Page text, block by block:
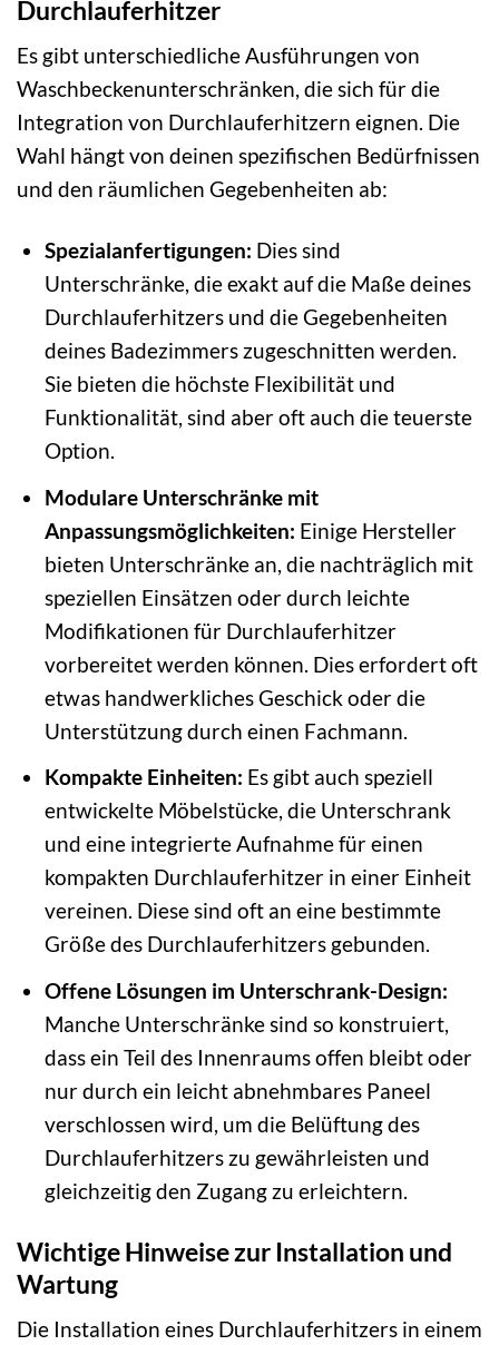
Durchlauferhitzer
Es gibt unterschiedliche Ausführungen von
Waschbeckenunterschränken, die sich für die
Integration von Durchlauferhitzern eignen. Die
Wahl hängt von deinen spezifischen Bedürfnissen
und den räumlichen Gegebenheiten ab:
Spezialanfertigungen: Dies sind
Unterschränke, die exakt auf die Maße deines
Durchlauferhitzers und die Gegebenheiten
deines Badezimmers zugeschnitten werden.
Sie bieten die höchste Flexibilität und
Funktionalität, sind aber oft auch die teuerste
Option.
Modulare Unterschränke mit
Anpassungsmöglichkeiten: Einige Hersteller
bieten Unterschränke an, die nachträglich mit
speziellen Einsätzen oder durch leichte
Modifikationen für Durchlauferhitzer
vorbereitet werden können. Dies erfordert oft
etwas handwerkliches Geschick oder die
Unterstützung durch einen Fachmann.
Kompakte Einheiten: Es gibt auch speziell
entwickelte Möbelstücke, die Unterschrank
und eine integrierte Aufnahme für einen
kompakten Durchlauferhitzer in einer Einheit
vereinen. Diese sind oft an eine bestimmte
Größe des Durchlauferhitzers gebunden.
Offene Lösungen im Unterschrank-Design:
Manche Unterschränke sind so konstruiert,
dass ein Teil des Innenraums offen bleibt oder
nur durch ein leicht abnehmbares Paneel
verschlossen wird, um die Belüftung des
Durchlauferhitzers zu gewährleisten und
gleichzeitig den Zugang zu erleichtern.
Wichtige Hinweise zur Installation und
Wartung
Die Installation eines Durchlauferhitzers in einem